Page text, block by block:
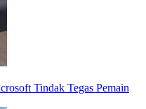
Tindak Tegas Pemain